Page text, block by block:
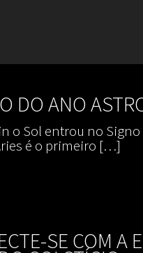
DO ANO
o Sol entrou no
é o primeiro […]
SE COM A